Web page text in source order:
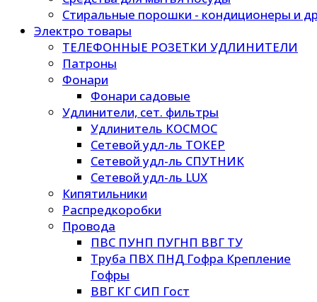
Стиральные порошки - кондиционеры и
Электро товары
ТЕЛЕФОННЫЕ РОЗЕТКИ УДЛИНИТЕЛИ
Патроны
Фонари
Фонари садовые
Удлинители, сет. фильтры
Удлинитель КОСМОС
Сетевой удл-ль ТОКЕР
Сетевой удл-ль СПУТНИК
Сетевой удл-ль LUX
Кипятильники
Распредкоробки
Провода
ПВС ПУНП ПУГНП ВВГ ТУ
Труба ПВХ ПНД Гофра Крепление
Гофры
ВВГ КГ СИП Гост